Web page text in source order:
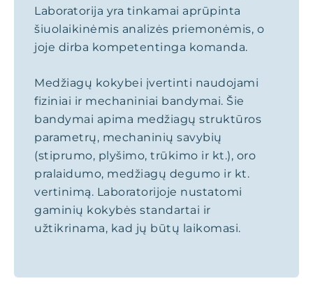
Laboratorija yra tinkamai aprūpinta
šiuolaikinėmis analizės priemonėmis, o
joje dirba kompetentinga komanda.
Medžiagų kokybei įvertinti naudojami
fiziniai ir mechaniniai bandymai. Šie
bandymai apima medžiagų struktūros
parametrų, mechaninių savybių
(stiprumo, plyšimo, trūkimo ir kt.), oro
pralaidumo, medžiagų degumo ir kt.
vertinimą. Laboratorijoje nustatomi
gaminių kokybės standartai ir
užtikrinama, kad jų būtų laikomasi.